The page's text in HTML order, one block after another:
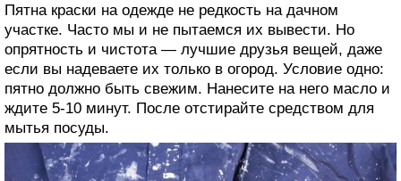
Пятна краски на одежде не редкость на дачном
участке. Часто мы и не пытаемся их вывести. Но
опрятность и чистота — лучшие друзья вещей, даже
если вы надеваете их только в огород. Условие одно:
пятно должно быть свежим. Нанесите на него масло и
ждите 5-10 минут. После отстирайте средством для
мытья посуды.